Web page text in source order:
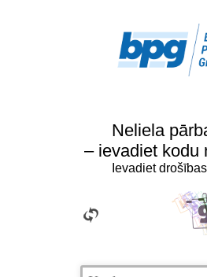
Neliela
– ievadiet kodu
Ievadiet